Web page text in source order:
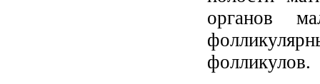
органов
фолликулов.